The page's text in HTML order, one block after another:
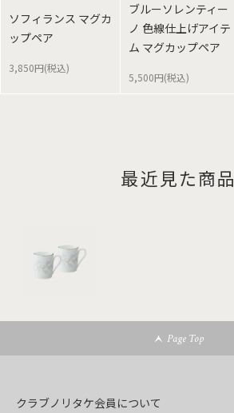
ソフィランス マグカ
ップペア
3,850円(税込)
ブルーソレンティー
ノ 色線仕上げアイテ
ム マグカップペア
5,500円(税込)
最近見た商品
Page Top
クラブノリタケ会員について